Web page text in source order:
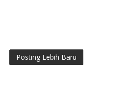
Posting Lebih Baru